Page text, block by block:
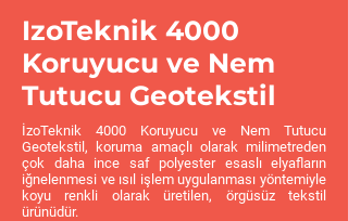
IzoTeknik 4000
Koruyucu ve Nem
Tutucu Geotekstil
İzoTeknik 4000 Koruyucu ve Nem Tutucu
Geotekstil, koruma amaçlı olarak milimetreden
çok daha ince saf polyester esaslı elyafların
iğnelenmesi ve ısıl işlem uygulanması yöntemiyle
koyu renkli olarak üretilen, örgüsüz tekstil
ürünüdür.